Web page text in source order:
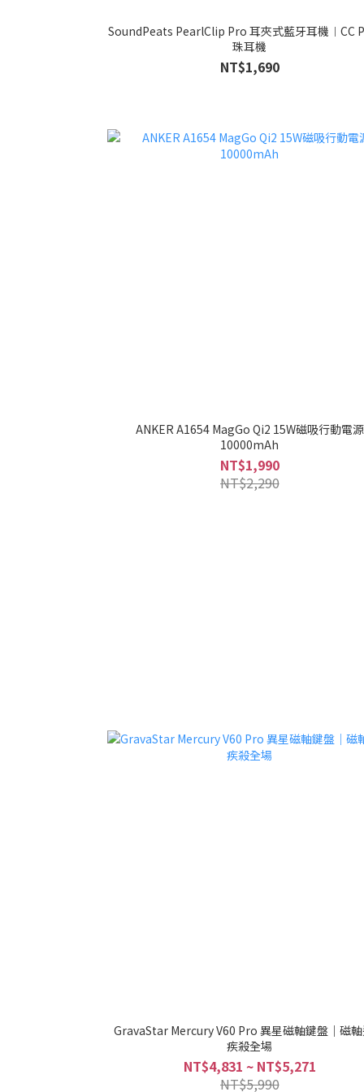
SoundPeats PearlClip Pro 耳夾式藍牙耳機︱CC Pro 珍
珠耳機
NT$1,690
ANKER A1654 MagGo Qi2 15W磁吸行動電源
10000mAh
NT$1,990
NT$2,290
GravaStar Mercury V60 Pro 異星磁軸鍵盤｜磁
疾殺全場
NT$4,831 ~ NT$5,271
NT$5,990